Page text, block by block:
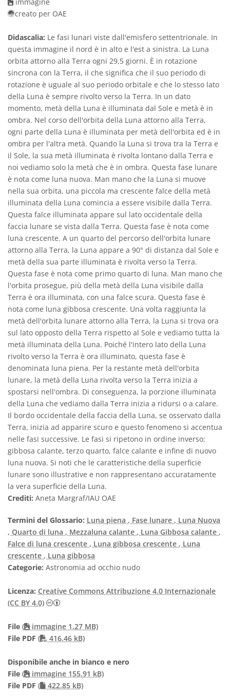
creato per OAE
Didascalia: Le fasi lunari viste dall'emisfero settentrionale. In
questa immagine il nord è in alto e l'est a sinistra. La Luna
orbita attorno alla Terra ogni 29,5 giorni. È in rotazione
sincrona con la Terra, il che significa che il suo periodo di
rotazione è uguale al suo periodo orbitale e che lo stesso lato
della Luna è sempre rivolto verso la Terra. In un dato
momento, metà della Luna è illuminata dal Sole e metà è in
ombra. Nel corso dell'orbita della Luna attorno alla Terra,
ogni parte della Luna è illuminata per metà dell'orbita ed è in
ombra per l'altra metà. Quando la Luna si trova tra la Terra e
il Sole, la sua metà illuminata è rivolta lontano dalla Terra e
noi vediamo solo la metà che è in ombra. Questa fase lunare
è nota come luna nuova. Man mano che la Luna si muove
nella sua orbita, una piccola ma crescente falce della metà
illuminata della Luna comincia a essere visibile dalla Terra.
Questa falce illuminata appare sul lato occidentale della
faccia lunare se vista dalla Terra. Questa fase è nota come
luna crescente. A un quarto del percorso dell'orbita lunare
attorno alla Terra, la Luna appare a 90° di distanza dal Sole e
metà della sua parte illuminata è rivolta verso la Terra.
Questa fase è nota come primo quarto di luna. Man mano che
l'orbita prosegue, più della metà della Luna visibile dalla
Terra è ora illuminata, con una falce scura. Questa fase è
nota come luna gibbosa crescente. Una volta raggiunta la
metà dell'orbita lunare attorno alla Terra, la Luna si trova ora
sul lato opposto della Terra rispetto al Sole e vediamo tutta la
metà illuminata della Luna. Poiché l'intero lato della Luna
rivolto verso la Terra è ora illuminato, questa fase è
denominata luna piena. Per la restante metà dell'orbita
lunare, la metà della Luna rivolta verso la Terra inizia a
spostarsi nell'ombra. Di conseguenza, la porzione illuminata
della Luna che vediamo dalla Terra inizia a ridursi o a calare.
Il bordo occidentale della faccia della Luna, se osservato dalla
Terra, inizia ad apparire scuro e questo fenomeno si accentua
nelle fasi successive. Le fasi si ripetono in ordine inverso:
gibbosa calante, terzo quarto, falce calante e infine di nuovo
luna nuova. Si noti che le caratteristiche della superficie
lunare sono illustrative e non rappresentano accuratamente
la vera superficie della Luna.
Crediti: Aneta Margraf/IAU OAE
Termini del Glossario: Luna piena , Fase lunare , Luna Nuova
, Quarto di luna , Mezzaluna calante , Luna Gibbosa calante ,
Falce di luna crescente , Luna gibbosa crescente , Luna
crescente , Luna gibbosa
Categorie: Astronomia ad occhio nudo
Licenza: Creative Commons Attribuzione 4.0 Internazionale
(CC BY 4.0)
Creative Commons Attribuzione 4.0
File (
immagine 1.27 MB)
File PDF ( PDF file
416.46 kB)
Disponibile anche in bianco e nero
File (
immagine 155.91 kB)
File PDF ( 422.85 kB)